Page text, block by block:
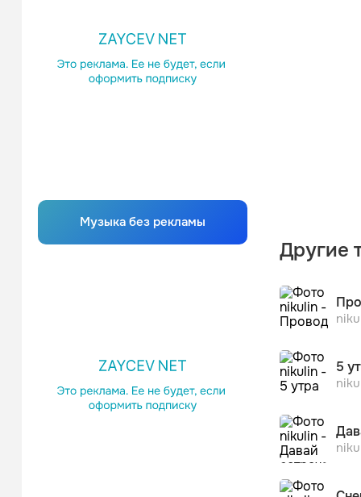
Музыка без рекламы
Другие
5